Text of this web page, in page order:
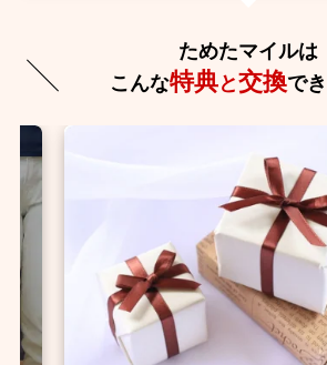
ためたマイルは
こんな特典と交換で